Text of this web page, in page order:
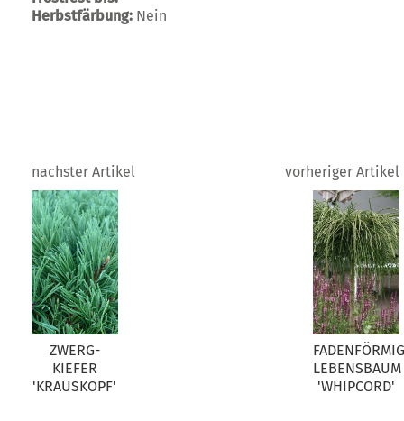
Herbstfärbung: Nein
nachster Artikel
ZWERG-
KIEFER
'KRAUSKOPF'
vorheriger Artikel
LEBENSBAUM
'WHIPCORD'